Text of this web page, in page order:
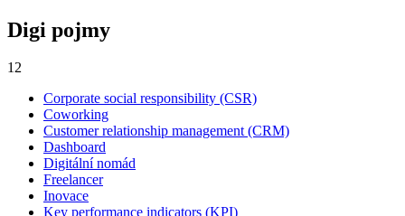
Digi pojmy
12
Corporate social responsibility (CSR)
Coworking
Customer relationship management (CRM)
Dashboard
Digitální nomád
Freelancer
Inovace
Key performance indicators (KPI)